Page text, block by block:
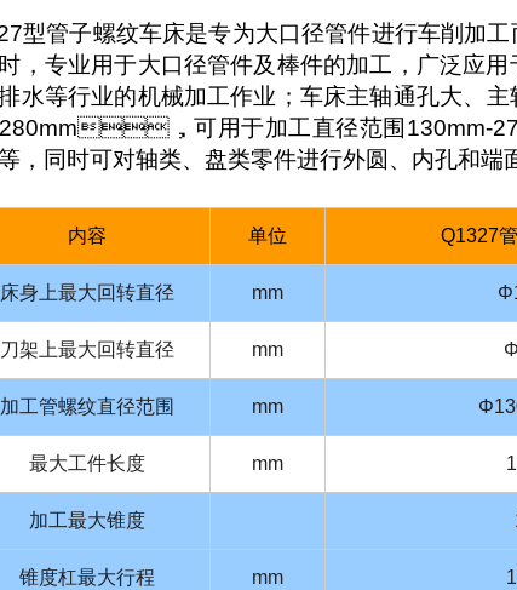
型管子螺纹车床是专为大口径管件进行车削加工
，专业用于大口径管件及棒件的加工，广泛应用于机械
水等行业的机械加工作业；车床主轴通孔大、主
，可用于加工直径范围130mm-270mm
，同时可对轴类、盘类零件进行外圆、内孔和端面
内容 单位 Q1327
床身上最大回转直径 mm
刀架上最大回转直径 mm
加工管螺纹直径范围 mm
最大工件长度 mm
加工最大锥度
锥度杠最大行程 mm